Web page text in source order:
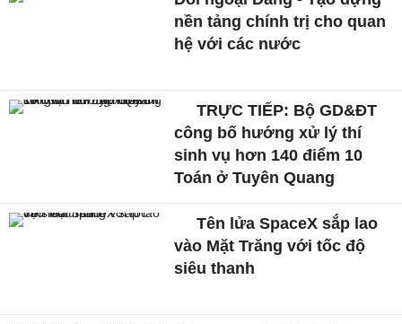
nền tảng chính trị cho quan
hệ với các nước
TRỰC TIẾP: Bộ GD&ĐT
công bố hướng xử lý thí
sinh vụ hơn 140 điểm 10
Toán ở Tuyên Quang
Tên lửa SpaceX sắp lao
vào Mặt Trăng với tốc độ
siêu thanh